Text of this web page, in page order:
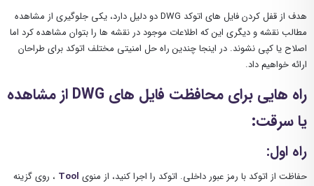
هدف از قفل کردن فایل های اتوکد DWG دو دلیل دارد، یکی جلوگیری از مشاهده
مطالب نقشه و دیگری این که اطلاعات موجود در نقشه ها را بتوان مشاهده کرد اما
اصلاح یا کپی نشوند. در اینجا چندین راه حل امنیتی مختلف اتوکد برای طراحان
ارائه خواهیم داد.
راه هایی برای محافظت فایل های DWG از مشاهده
یا سرقت:
راه اول:
حفاظت از اتوکد با رمز عبور داخلی. اتوکد را اجرا کنید، از منوی Tool ، روی گزینه